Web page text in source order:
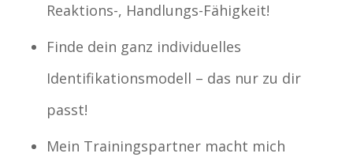
Reaktions-, Handlungs-Fähigkeit!
Finde dein ganz individuelles
Identifikationsmodell – das nur zu dir
passt!
Mein Trainingspartner macht mich